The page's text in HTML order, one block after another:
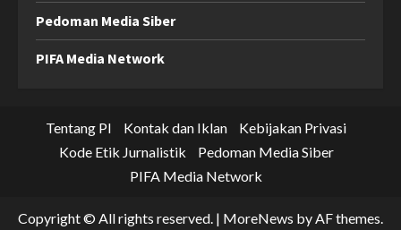
Pedoman Media Siber
PIFA Media Network
Tentang PI Kontak dan Iklan
Kebijakan Privasi
Kode Etik Jurnalistik
Pedoman Media Siber
PIFA Media Network
Copyright © All rights reserved. | MoreNews by AF themes.